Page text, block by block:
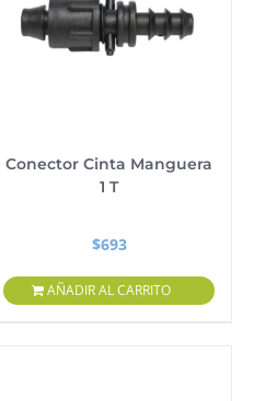
Conector Cinta Manguera
1 T
$693
AÑADIR AL CARRITO